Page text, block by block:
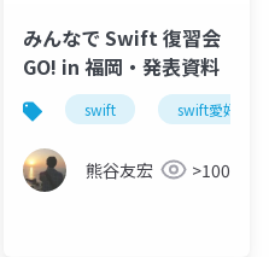
ノベーション
みんなで Swift 復習会
GO! in 福岡・発表資料
swift swift愛好会
熊谷友宏 >100